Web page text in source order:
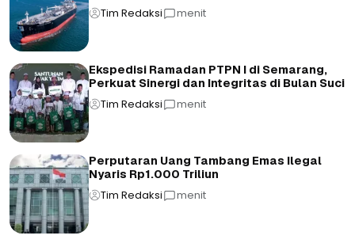
Tim Redaksi menit
Ekspedisi Ramadan PTPN I di Semarang,
Perkuat Sinergi dan Integritas di Bulan Suci
Tim Redaksi menit
Perputaran Uang Tambang Emas Ilegal
Nyaris Rp1.000 Triliun
Tim Redaksi menit